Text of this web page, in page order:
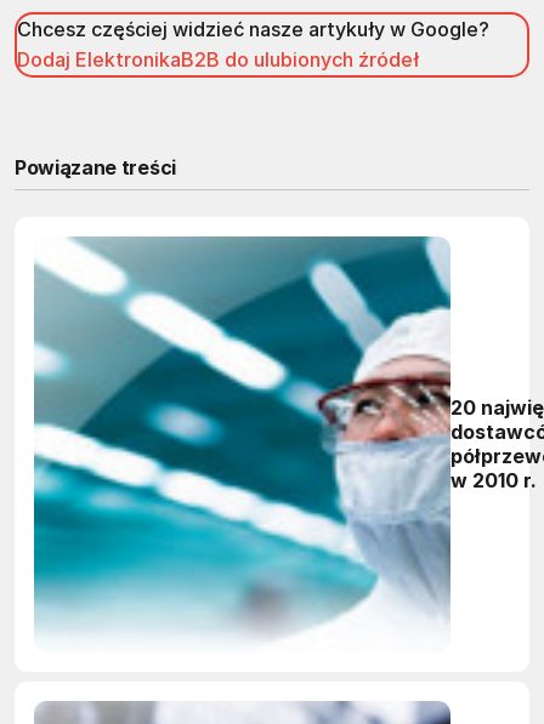
Chcesz częściej widzieć nasze artykuły w Google?
Dodaj ElektronikaB2B do ulubionych źródeł
Powiązane treści
20
w 2010 r.